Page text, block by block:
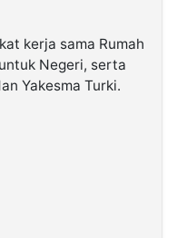
kerja sama Rumah
Negeri, serta
Yakesma Turki.